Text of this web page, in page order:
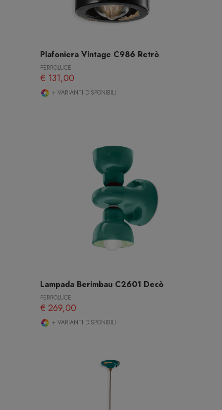
Plafoniera Vintage C986 Retrò
FERROLUCE
€ 131,00
+ VARIANTI DISPONIBILI
Lampada Berimbau C2601 Decò
FERROLUCE
€ 269,00
+ VARIANTI DISPONIBILI